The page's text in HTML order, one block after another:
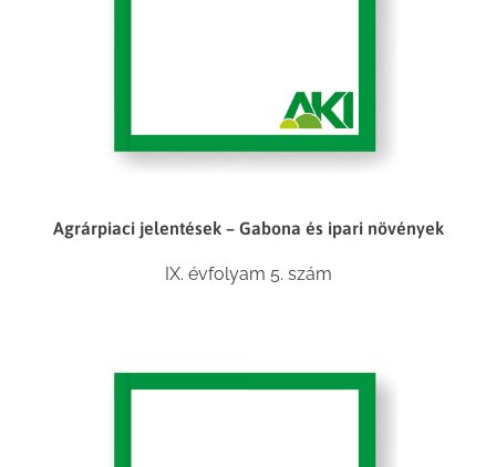
Agrárpiaci jelentések – Gabona és ipari növények
IX. évfolyam 5. szám